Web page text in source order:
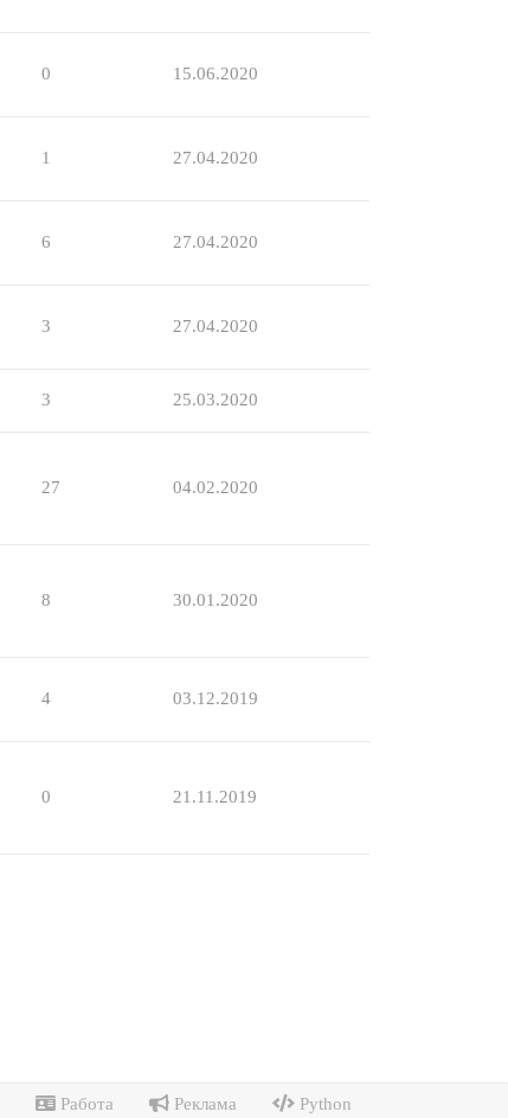
0 15.06.2020
1 27.04.2020
6 27.04.2020
3 27.04.2020
3 25.03.2020
27 04.02.2020
8 30.01.2020
4 03.12.2019
0 21.11.2019
Python
Реклама
Работа